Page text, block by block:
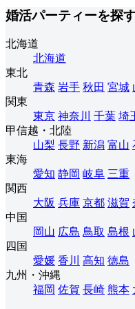
婚活パーティーを探
北海道
北海道
東北
青森 岩手 秋田 宮城
関東
東京 神奈川 千葉 埼
甲信越・北陸
山梨 長野 新潟 富山
東海
愛知 静岡 岐阜 三重
関西
大阪 兵庫 京都 滋賀
中国
岡山 広島 鳥取 島根
四国
愛媛 香川 高知 徳島
九州・沖縄
福岡 佐賀 長崎 熊本